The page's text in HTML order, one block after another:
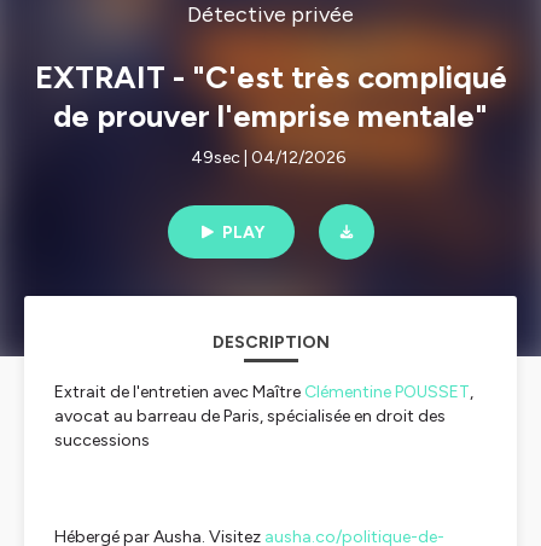
Détective privée
EXTRAIT - "C'est très compliqué
de prouver l'emprise mentale"
49sec | 04/12/2026
PLAY
DESCRIPTION
Extrait de l'entretien avec Maître Clémentine POUSSET,
avocat au barreau de Paris, spécialisée en droit des
successions
Hébergé par Ausha. Visitez ausha.co/politique-de-